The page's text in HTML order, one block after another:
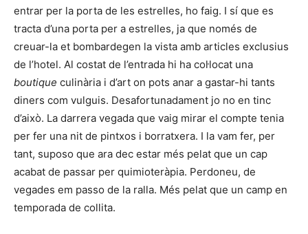
entrar per la porta de les estrelles, ho faig. I sí que es
tracta d’una porta per a estrelles, ja que només de
creuar-la et bombardegen la vista amb articles exclusius
de l’hotel. Al costat de l’entrada hi ha col·locat una
boutique culinària i d’art on pots anar a gastar-hi tants
diners com vulguis. Desafortunadament jo no en tinc
d’això. La darrera vegada que vaig mirar el compte tenia
per fer una nit de pintxos i borratxera. I la vam fer, per
tant, suposo que ara dec estar més pelat que un cap
acabat de passar per quimioteràpia. Perdoneu, de
vegades em passo de la ralla. Més pelat que un camp en
temporada de collita.